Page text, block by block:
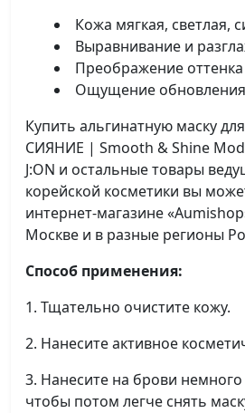
Кожа мягкая, светлая,
Выравнивание и
Преображение
Ощущение
Купить альгинатную маску
СИЯНИЕ | Smooth & Shine
J:ON и остальные товары
корейской косметики вы
интернет-магазине
Москве и в разные регионы
Способ применения:
1. Тщательно очистите кожу.
2. Нанесите активное
3. Нанесите на брови
чтобы потом легче снять